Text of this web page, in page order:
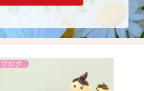
ブログ